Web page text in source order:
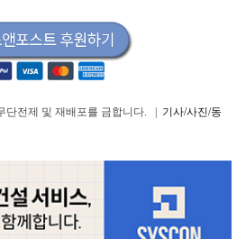
단전제 및 재배포를 금합니다. | 기사/사진/동